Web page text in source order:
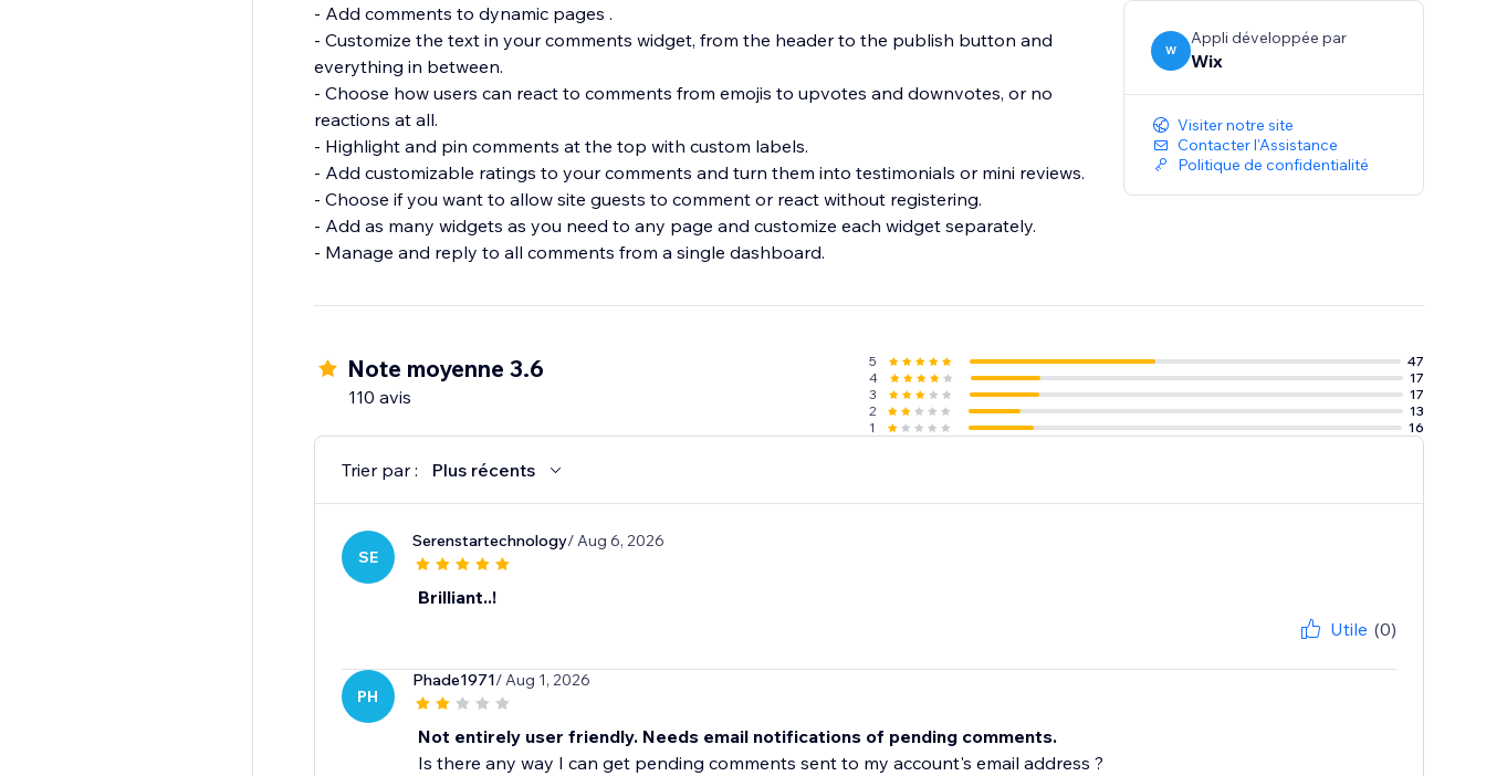
- Add comments to dynamic pages .
- Customize the text in your comments widget, from the header to the publish button and
everything in between.
- Choose how users can react to comments from emojis to upvotes and downvotes, or no
reactions at all.
- Highlight and pin comments at the top with custom labels.
- Add customizable ratings to your comments and turn them into testimonials or mini reviews.
- Choose if you want to allow site guests to comment or react without registering.
- Add as many widgets as you need to any page and customize each widget separately.
- Manage and reply to all comments from a single dashboard.
W
Appli développée par
Wix
Visiter notre site
Contacter l'Assistance
Politique de confidentialité
Note moyenne 3.6
110 avis
5
47
4
17
3
17
2
13
1
16
Trier par : Plus récents
SE
Serenstartechnology/ Aug 6, 2026
Brilliant..!
Utile (0)
PH
Phade1971/ Aug 1, 2026
Not entirely user friendly. Needs email notifications of pending comments.
Is there any way I can get pending comments sent to my account's email address ?